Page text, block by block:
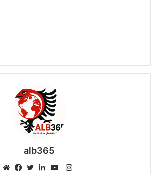
alb365
Instagram